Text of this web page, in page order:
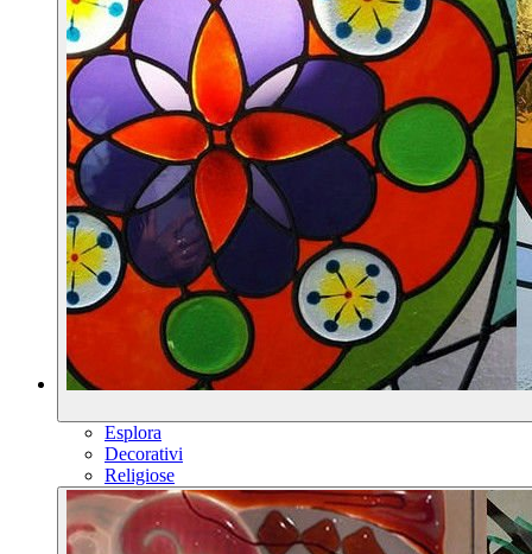
Esplora
Decorativi
Religiose